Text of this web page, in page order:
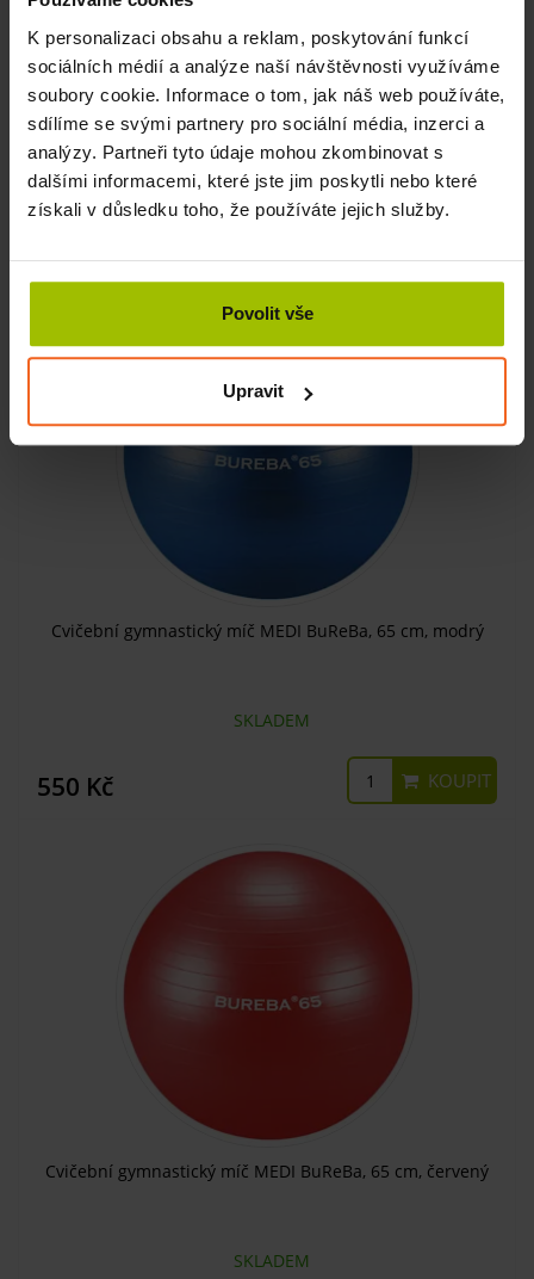
K personalizaci obsahu a reklam, poskytování funkcí
sociálních médií a analýze naší návštěvnosti využíváme
soubory cookie. Informace o tom, jak náš web používáte,
sdílíme se svými partnery pro sociální média, inzerci a
analýzy. Partneři tyto údaje mohou zkombinovat s
dalšími informacemi, které jste jim poskytli nebo které
získali v důsledku toho, že používáte jejich služby.
Povolit vše
Upravit
Cvičební gymnastický míč Sanctband 65 cm, limetka
SKLADEM
640 Kč
Cvičební gymnastický míč MEDI BuReBa, 65 cm, modrý
SKLADEM
550 Kč KOUPIT
Cvičební gymnastický míč MEDI BuReBa, 65 cm, červený
SKLADEM